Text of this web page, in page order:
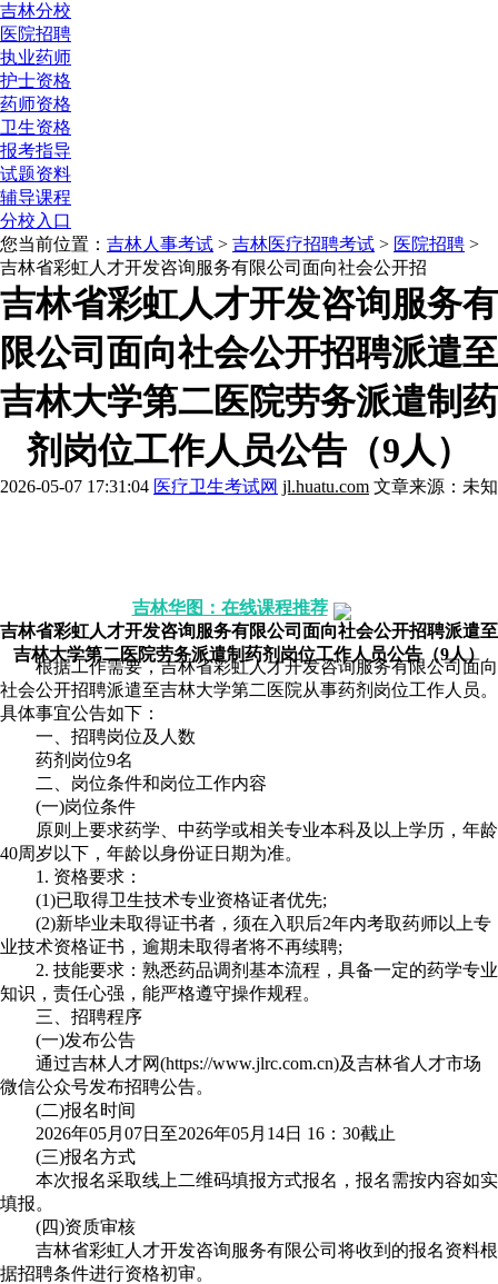
吉林分校
医院招聘
执业药师
护士资格
药师资格
卫生资格
报考指导
试题资料
辅导课程
分校入口
您当前位置： 吉林人事考试 > 吉林医疗招聘考试 > 医院招聘 >
吉林省彩虹人才开发咨询服务有限公司面向社会公开招
吉林省彩虹人才开发咨询服务有
限公司面向社会公开招聘派遣至
吉林大学第二医院劳务派遣制药
剂岗位工作人员公告（9人）
2026-05-07 17:31:04 医疗卫生考试网 jl.huatu.com 文章来源：未知
吉林华图：在线课程推荐
吉林省彩虹人才开发咨询服务有限公司面向社会公开招聘派遣至
吉林大学第二医院劳务派遣制药剂岗位工作人员公告（9人）
根据工作需要，吉林省彩虹人才开发咨询服务有限公司面向
社会公开招聘派遣至吉林大学第二医院从事药剂岗位工作人员。
具体事宜公告如下：
一、招聘岗位及人数
药剂岗位9名
二、岗位条件和岗位工作内容
(一)岗位条件
原则上要求药学、中药学或相关专业本科及以上学历，年龄
40周岁以下，年龄以身份证日期为准。
1. 资格要求：
(1)已取得卫生技术专业资格证者优先;
(2)新毕业未取得证书者，须在入职后2年内考取药师以上专
业技术资格证书，逾期未取得者将不再续聘;
2. 技能要求：熟悉药品调剂基本流程，具备一定的药学专业
知识，责任心强，能严格遵守操作规程。
三、招聘程序
(一)发布公告
通过吉林人才网(https://www.jlrc.com.cn)及吉林省人才市场
微信公众号发布招聘公告。
(二)报名时间
2026年05月07日至2026年05月14日 16：30截止
(三)报名方式
本次报名采取线上二维码填报方式报名，报名需按内容如实
填报。
(四)资质审核
吉林省彩虹人才开发咨询服务有限公司将收到的报名资料根
据招聘条件进行资格初审。